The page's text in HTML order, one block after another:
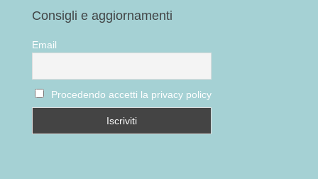
Consigli e aggiornamenti
Email
Procedendo accetti la privacy policy